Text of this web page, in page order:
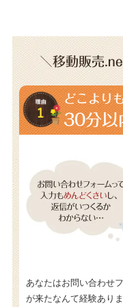
＼移動販売
どこより
30分以
あなたはお問い合わせ
が来たなんて経験あり